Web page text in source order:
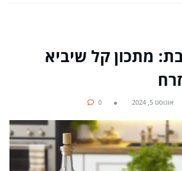
מתכון קל שיביא
אוגוסט 5, 2024 0